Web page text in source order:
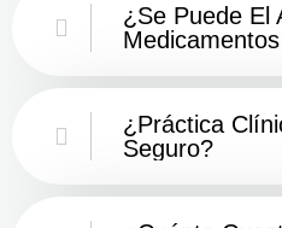
¿Se Puede El
¿Práctica
Seguro?